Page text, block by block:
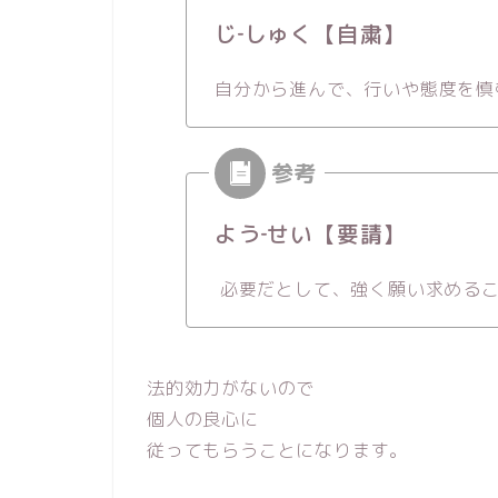
じ‐しゅく【自粛】
自分から進んで、行いや態度を慎
よう‐せい【要請】
必要だとして、強く願い求めるこ
法的効力がないので
個人の良心に
従ってもらうことになります。